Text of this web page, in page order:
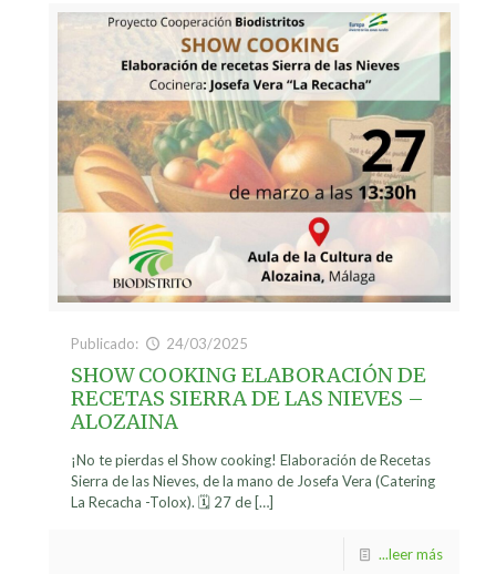
Publicado: 24/03/2025
SHOW COOKING ELABORACIÓN DE
RECETAS SIERRA DE LAS NIEVES –
ALOZAINA
¡No te pierdas el Show cooking! Elaboración de Recetas
Sierra de las Nieves, de la mano de Josefa Vera (Catering
La Recacha -Tolox). 🗓️ 27 de […]
...leer más